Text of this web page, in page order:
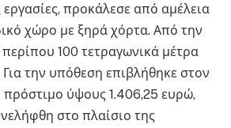
προκάλεσε από αμέλεια
χώρο με ξηρά χόρτα. Από την
100 τετραγωνικά μέτρα
την υπόθεση επιβλήθηκε στον
πρόστιμο ύψους 1.406,25 ευρώ,
στο πλαίσιο της